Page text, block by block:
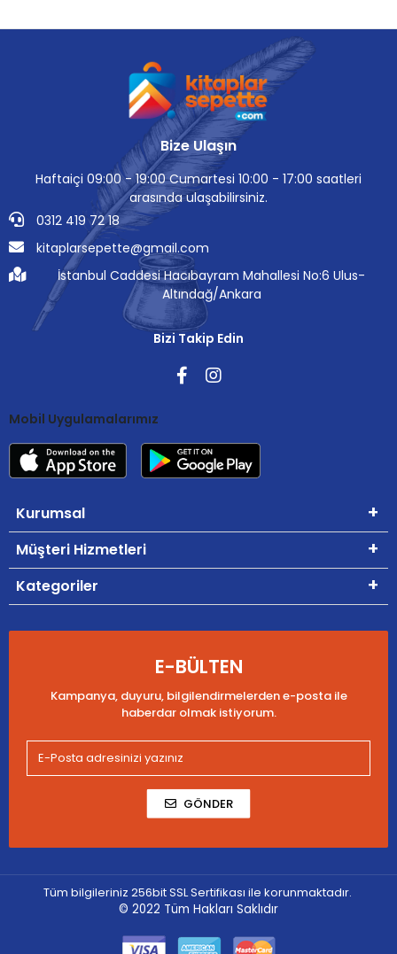
Bize Ulaşın
Haftaiçi 09:00 - 19:00 Cumartesi 10:00 - 17:00 saatleri
arasında ulaşabilirsiniz.
0312 419 72 18
kitaplarsepette@gmail.com
İstanbul Caddesi Hacıbayram Mahallesi No:6 Ulus-
Altındağ/Ankara
Bizi Takip Edin
Mobil Uygulamalarımız
Kurumsal
Müşteri Hizmetleri
Kategoriler
E-BÜLTEN
Kampanya, duyuru, bilgilendirmelerden e-posta ile
haberdar olmak istiyorum.
GÖNDER
Tüm bilgileriniz 256bit SSL Sertifikası ile korunmaktadır.
© 2022 Tüm Hakları Saklıdır